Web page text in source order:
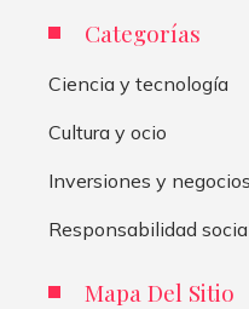
Categorías
Ciencia y tecnología
Cultura y ocio
Inversiones y negocios
Responsabilidad
Mapa Del Sitio